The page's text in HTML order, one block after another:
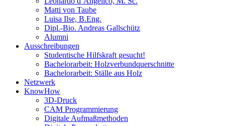
Matti von Taube
Luisa Ilse, B.Eng.
Dipl.-Bio. Andreas Gallschütz
Alumni
Ausschreibungen
Studentische Hilfskraft gesucht!
Bachelorarbeit: Holzverbundquerschnitte
Bachelorarbeit: Ställe aus Holz
Netzwerk
KnowHow
3D-Druck
CAM Programmierung
Digitale Aufmaßmethoden